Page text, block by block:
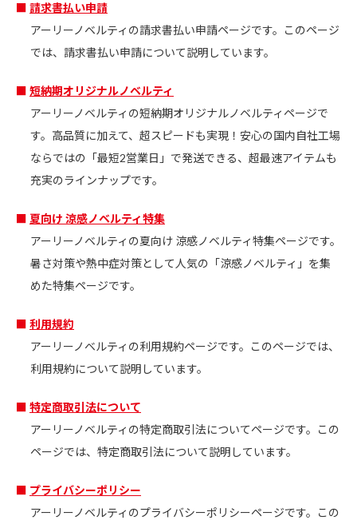
請求書払い申請
アーリーノベルティの請求書払い申請ページです。このページ
では、請求書払い申請について説明しています。
短納期オリジナルノベルティ
アーリーノベルティの短納期オリジナルノベルティページで
す。高品質に加えて、超スピードも実現！安心の国内自社工場
ならではの「最短2営業日」で発送できる、超最速アイテムも
充実のラインナップです。
夏向け 涼感ノベルティ特集
アーリーノベルティの夏向け 涼感ノベルティ特集ページです。
暑さ対策や熱中症対策として⼈気の「涼感ノベルティ」を集
めた特集ページです。
利用規約
アーリーノベルティの利用規約ページです。このページでは、
利用規約について説明しています。
特定商取引法について
アーリーノベルティの特定商取引法についてページです。この
ページでは、特定商取引法について説明しています。
プライバシーポリシー
アーリーノベルティのプライバシーポリシーページです。この